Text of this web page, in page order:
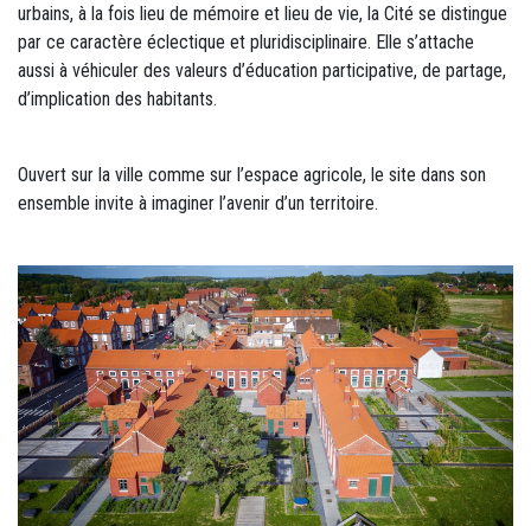
urbains, à la fois lieu de mémoire et lieu de vie, la Cité se distingue
par ce caractère éclectique et pluridisciplinaire. Elle s’attache
aussi à véhiculer des valeurs d’éducation participative, de partage,
d’implication des habitants.
Ouvert sur la ville comme sur l’espace agricole, le site dans son
ensemble invite à imaginer l’avenir d’un territoire.